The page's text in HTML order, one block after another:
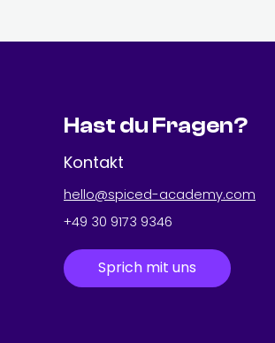
Hast du Fragen?
Kontakt
hello@spiced-academy.com
+49 30 9173 9346
Sprich mit uns